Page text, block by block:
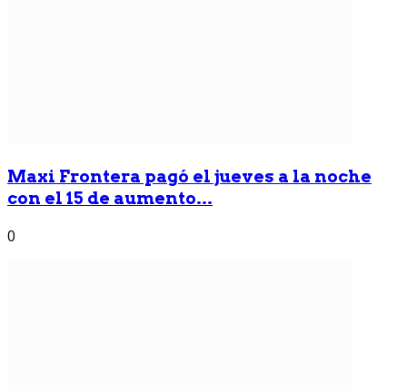
Maxi Frontera pagó el jueves a la noche
con el 15 de aumento...
0